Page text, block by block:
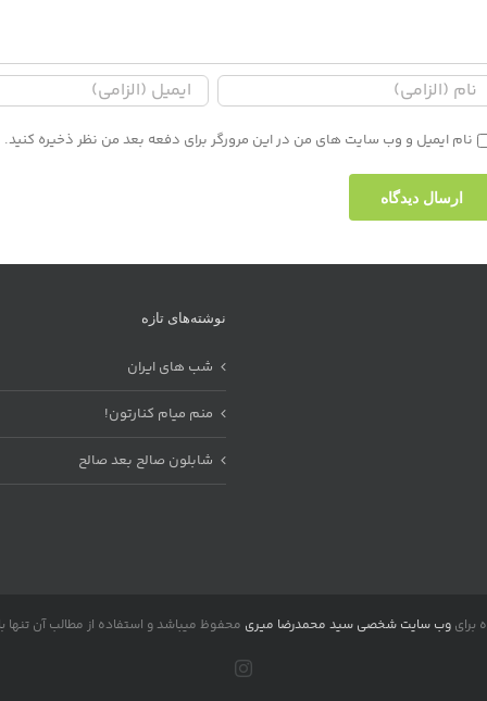
نام ایمیل و وب سایت های من در این مرورگر برای دفعه بعد من نظر ذخیره کنید.
نوشته‌های تازه
شب های ایران
منم میام کنارتون!
شابلون صالح بعد صالح
برایوب سایت شخصی سید محمدرضا میری محفوظ میباشد و استفاده از مطالب آن تنها
Instagram